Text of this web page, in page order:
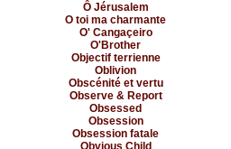
Ô Jérusalem
O toi ma charmante
O' Cangaçeiro
O'Brother
Objectif terrienne
Oblivion
Obscénité et vertu
Observe & Report
Obsessed
Obsession
Obsession fatale
Obvious Child